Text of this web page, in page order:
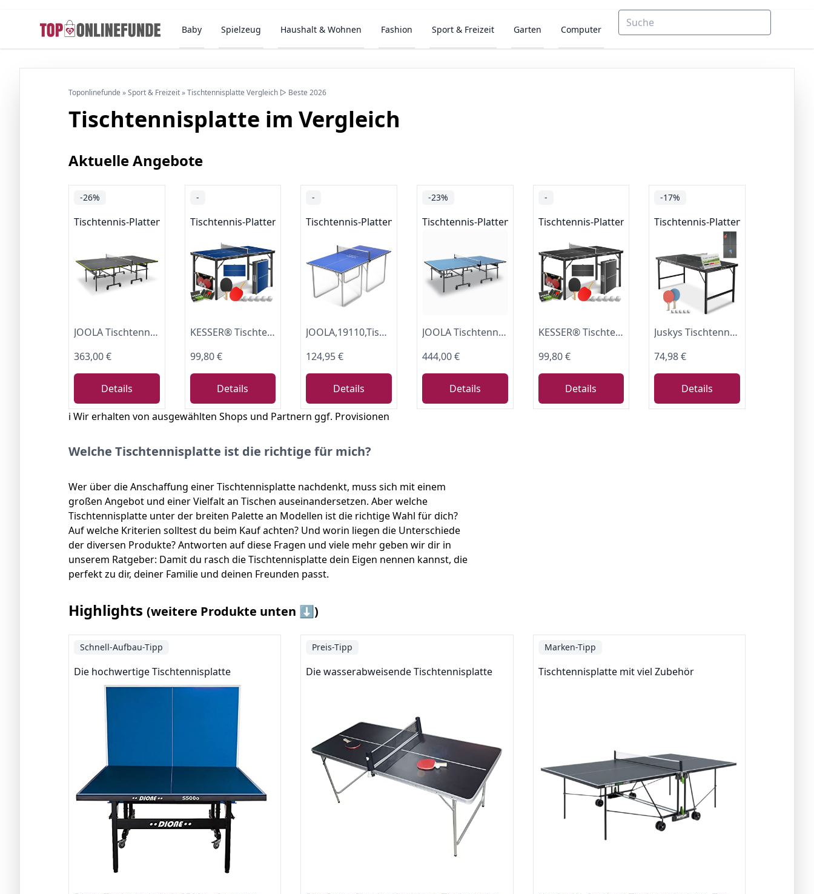
Baby Spielzeug Haushalt & Wohnen Fashion Sport & Freizeit Garten Computer
Toponlinefunde »Sport & Freizeit»Tischtennisplatte Vergleich ▷ Beste 2026
Tischtennisplatte im Vergleich
Aktuelle Angebote
-26%
Tischtennis-Platten
JOOLA Tischtennisplatte Inside J15 Tischtennistisch Indoor klappbares Untergestell – Schneller Aufbau-inklusive Netz, Grau, 274 x 152,5 x 76 cm
363,00 €
Details
-
Tischtennis-Platten
KESSER® Tischtennisplatte Mini mit Tischtennisschläger-Set, Tischtennisbällen und TT-Netz | Indoor | Unterwegs, laminierte Platte + klappbar – Kofferdesign, Kinder und Erwachsene – 153 x 76,5 cm
99,80 €
Details
-
Tischtennis-Platten
JOOLA,19110,Tischtennistisch AA8Tischtennis FreizeittischInklusive Tischtennisnetz-22 KG,blau, one Size
124,95 €
Details
-23%
Tischtennis-Platten
JOOLA Tischtennisplatte Outdoor Rally - Profi Tischtennistisch 6 MM Aluminium-Verbundoberfläche Wetterfest - Klappbares Untergestell - Schneller Aufbau
444,00 €
Details
-
Tischtennis-Platten
KESSER® Tischtennisplatte Mini mit Tischtennisschläger-Set, Tischtennisbällen und TT-Netz | Indoor | Unterwegs, laminierte Platte + klappbar – Kofferdesign, Kinder und Erwachsene – 153 x 76,5 cm
99,80 €
Details
-17%
Tischtennis-Platten
Juskys Tischtennisplatte Mini – Klappbarer Tischtennistisch klein mit Zubehör, Indoor & Outdoor Tischtennis Set Flexi für Zuhause & unterwegs – Schwarz
74,98 €
Details
ℹ️ Wir erhalten von ausgewählten Shops und Partnern ggf. Provisionen
Welche Tischtennisplatte ist die richtige für mich?
Wer über die Anschaffung einer Tischtennisplatte nachdenkt, muss sich mit einem
großen Angebot und einer Vielfalt an Tischen auseinandersetzen. Aber welche
Tischtennisplatte unter der breiten Palette an Modellen ist die richtige Wahl für dich?
Auf welche Kriterien solltest du beim Kauf achten? Und worin liegen die Unterschiede
der diversen Produkte? Antworten auf diese Fragen und viele mehr geben wir dir in
unserem Ratgeber: Damit du rasch die Tischtennisplatte dein Eigen nennen kannst, die
perfekt zu dir, deiner Familie und deinen Freunden passt.
Highlights (weitere Produkte unten ⬇️)
Schnell-Aufbau-Tipp
Die hochwertige Tischtennisplatte
Preis-Tipp
Die wasserabweisende Tischtennisplatte
Marken-Tipp
Tischtennisplatte mit viel Zubehör